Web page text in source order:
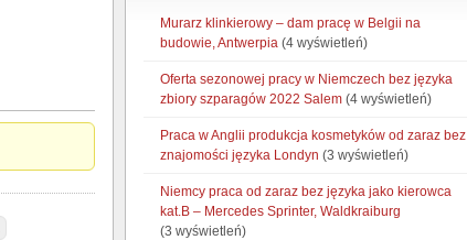
Murarz klinkierowy – dam pracę w Belgii na
budowie, Antwerpia (4 wyświetleń)
Oferta sezonowej pracy w Niemczech bez języka
zbiory szparagów 2022 Salem (4 wyświetleń)
Praca w Anglii produkcja kosmetyków od zaraz bez
znajomości języka Londyn (3 wyświetleń)
Niemcy praca od zaraz bez języka jako kierowca
kat.B – Mercedes Sprinter, Waldkraiburg
(3 wyświetleń)